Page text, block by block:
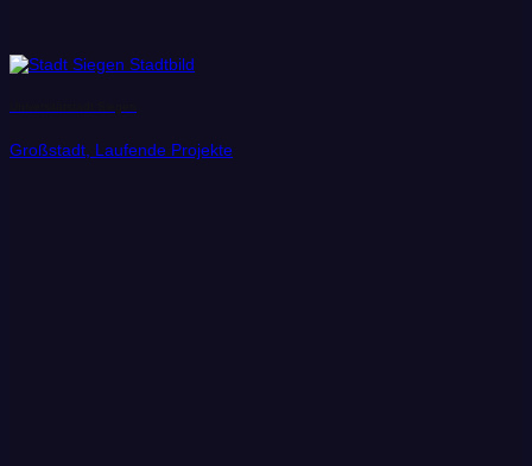
Großstadt, Laufende Projekte